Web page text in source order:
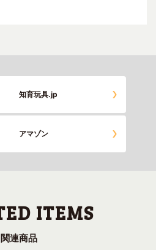
知育玩具.jp
アマゾン
関連商品